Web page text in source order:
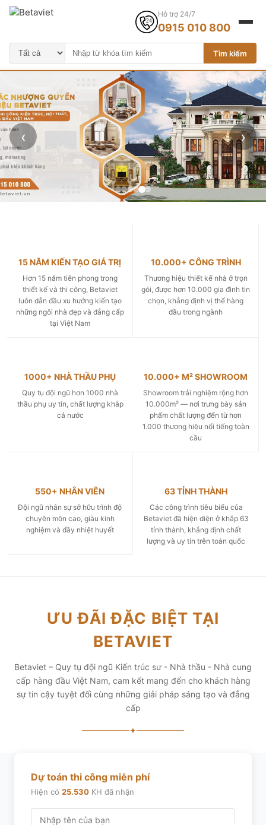
Tìm kiếm
Hỗ trợ 24/7
0915 010 800
‹ ›
15 NĂM KIẾN TẠO GIÁ TRỊ
Hơn 15 năm tiên phong trong
thiết kế và thi công, Betaviet
luôn dẫn đầu xu hướng kiến tạo
những ngôi nhà đẹp và đẳng cấp
tại Việt Nam
10.000+ CÔNG TRÌNH
Thương hiệu thiết kế nhà ở trọn
gói, được hơn 10.000 gia đình tin
chọn, khẳng định vị thế hàng
đầu trong ngành
1000+ NHÀ THẦU PHỤ
Quy tụ đội ngũ hơn 1000 nhà
thầu phụ uy tín, chất lượng khắp
cả nước
10.000+ M² SHOWROOM
Showroom trải nghiệm rộng hơn
10.000m² — nơi trưng bày sản
phẩm chất lượng đến từ hơn
1.000 thương hiệu nổi tiếng toàn
cầu
550+ NHÂN VIÊN
Đội ngũ nhân sự sở hữu trình độ
chuyên môn cao, giàu kinh
nghiệm và đầy nhiệt huyết
63 TỈNH THÀNH
Các công trình tiêu biểu của
Betaviet đã hiện diện ở khắp 63
tỉnh thành, khẳng định chất
lượng và uy tín trên toàn quốc
ƯU ĐÃI ĐẶC BIỆT TẠI
BETAVIET
Betaviet – Quy tụ đội ngũ Kiến trúc sư - Nhà thầu - Nhà cung
cấp hàng đầu Việt Nam, cam kết mang đến cho khách hàng
sự tin cậy tuyệt đối cùng những giải pháp sáng tạo và đẳng
cấp
✦
Dự toán thi công miễn phí
Hiện có 25.530 KH đã nhận